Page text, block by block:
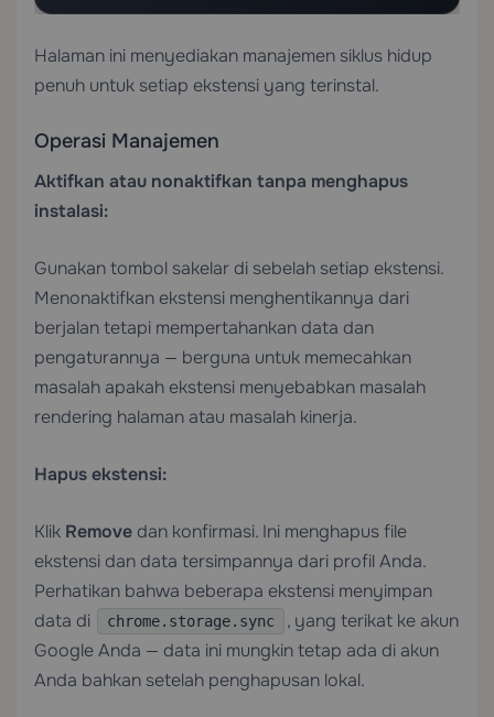
Halaman ini menyediakan manajemen siklus hidup
penuh untuk setiap ekstensi yang terinstal.
Operasi Manajemen
Aktifkan atau nonaktifkan tanpa menghapus
instalasi:
Gunakan tombol sakelar di sebelah setiap ekstensi.
Menonaktifkan ekstensi menghentikannya dari
berjalan tetapi mempertahankan data dan
pengaturannya — berguna untuk memecahkan
masalah apakah ekstensi menyebabkan masalah
rendering halaman atau masalah kinerja.
Hapus ekstensi:
Klik Remove dan konfirmasi. Ini menghapus file
ekstensi dan data tersimpannya dari profil Anda.
Perhatikan bahwa beberapa ekstensi menyimpan
data di
chrome.storage.sync
, yang terikat ke akun
Google Anda — data ini mungkin tetap ada di akun
Anda bahkan setelah penghapusan lokal.